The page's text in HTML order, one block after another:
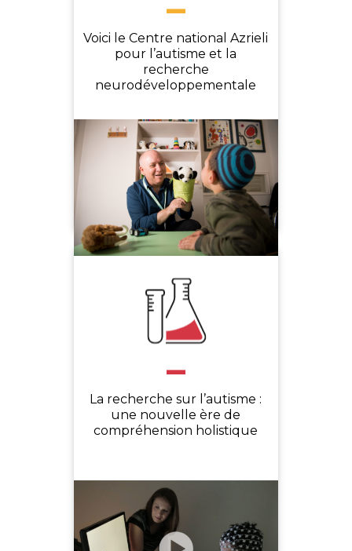
Voici le Centre national Azrieli
pour l’autisme et la
recherche
neurodéveloppementale
-
La recherche sur l’autisme :
une nouvelle ère de
compréhension holistique